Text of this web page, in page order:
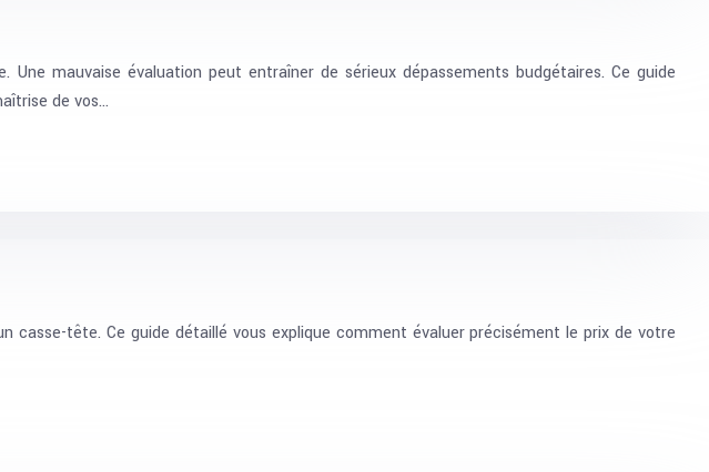
mauvaise évaluation peut entraîner de sérieux dépassements budgétaires. Ce guide
de vos…
tête. Ce guide détaillé vous explique comment évaluer précisément le prix de votre